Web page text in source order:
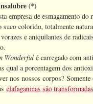
(*)
empresa de esmagamento do
colorido, totalmente
e aniquilantes de
Wonderful é carregado com
qual a porcentagem dos
nos nossos corpos? Somente
elafaganinas são